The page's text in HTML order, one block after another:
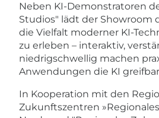
​Neben KI-Demonstratoren
Studios" lädt der Showroom
die Vielfalt moderner KI-
zu erleben – interaktiv,
niedrigschwellig machen
Anwendungen die KI
​​In Kooperation mit den
Zukunftszentren